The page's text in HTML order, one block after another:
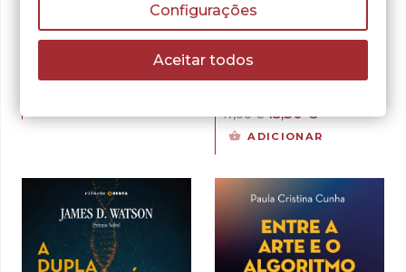
Jorge Calado
18,00€ O
original
16,20€O
atual
Jorge Buescu
Casamentos e
17,00€ O
preço
era:
17,00 €.
15,30€O
preço
é:
15,30 €.
ADICIONAR
Configurações
Aceitar todos